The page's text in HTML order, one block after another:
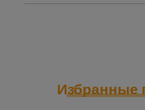
Избранные